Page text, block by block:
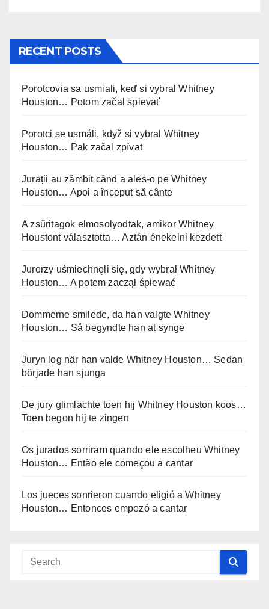
RECENT POSTS
Porotcovia sa usmiali, keď si vybral Whitney
Houston… Potom začal spievať
Porotci se usmáli, když si vybral Whitney
Houston… Pak začal zpívat
Jurații au zâmbit când a ales-o pe Whitney
Houston… Apoi a început să cânte
A zsűritagok elmosolyodtak, amikor Whitney
Houstont választotta… Aztán énekelni kezdett
Jurorzy uśmiechnęli się, gdy wybrał Whitney
Houston… A potem zaczął śpiewać
Dommerne smilede, da han valgte Whitney
Houston… Så begyndte han at synge
Juryn log när han valde Whitney Houston… Sedan
började han sjunga
De jury glimlachte toen hij Whitney Houston koos…
Toen begon hij te zingen
Os jurados sorriram quando ele escolheu Whitney
Houston… Então ele começou a cantar
Los jueces sonrieron cuando eligió a Whitney
Houston… Entonces empezó a cantar